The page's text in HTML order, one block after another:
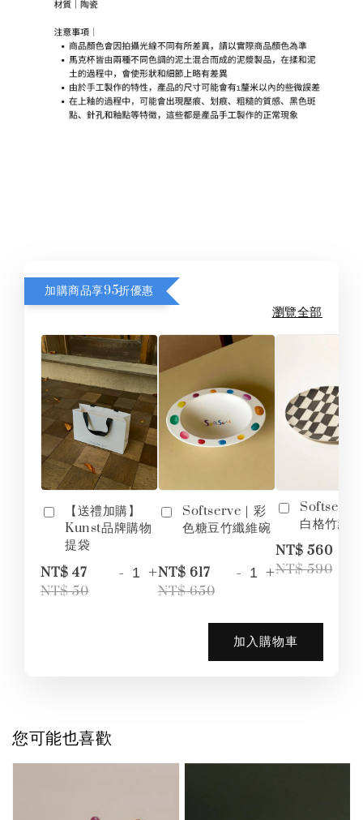
加購商品享95折優惠
瀏覽全部
【送禮加購】
Kunst品牌購物
提袋
NT$ 47
NT$ 50
- +
Softserve｜彩
色糖豆竹纖維碗
NT$ 617
NT$ 650
- +
Softserve
白格竹纖
NT$ 560
NT$ 590
加入購物車
您可能也喜歡